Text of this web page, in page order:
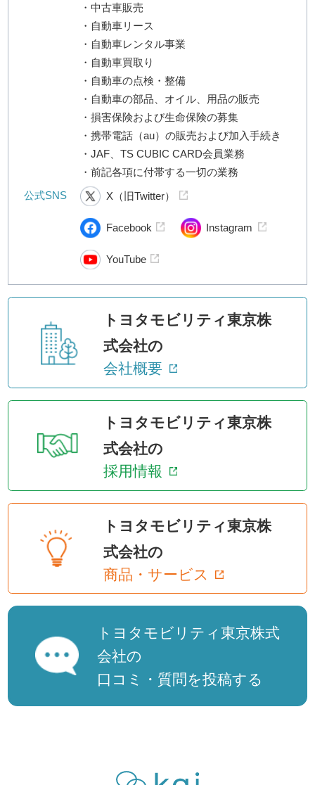
・中古車販売
・自動車リース
・自動車レンタル事業
・自動車買取り
・自動車の点検・整備
・自動車の部品、オイル、用品の販売
・損害保険および生命保険の募集
・携帯電話（au）の販売および加入手続き
・JAF、TS CUBIC CARD会員業務
・前記各項に付帯する一切の業務
公式SNS
X（旧Twitter）
Facebook Instagram
YouTube
トヨタモビリティ東京株
式会社の
会社概要
トヨタモビリティ東京株
式会社の
採用情報
トヨタモビリティ東京株
式会社の
商品・サービス
トヨタモビリティ東京株式
会社の
口コミ・質問を投稿する